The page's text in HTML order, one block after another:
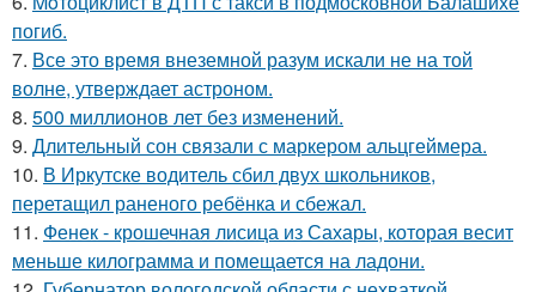
погиб.
7. Все это время внеземной разум искали не на той
волне, утверждает астроном.
8. 500 миллионов лет без изменений.
9. Длительный сон связали с маркером альцгеймера.
10. В Иркутске водитель сбил двух школьников,
перетащил раненого ребёнка и сбежал.
11. Фенек - крошечная лисица из Сахары, которая весит
меньше килограмма и помещается на ладони.